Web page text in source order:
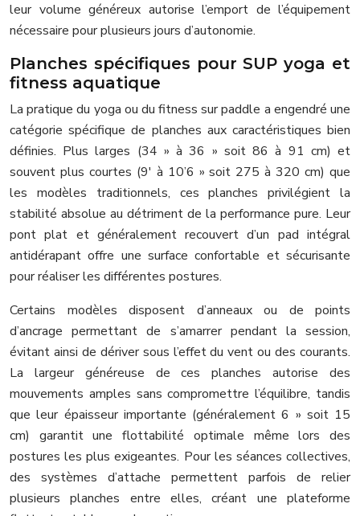
leur volume généreux autorise l’emport de l’équipement
nécessaire pour plusieurs jours d’autonomie.
Planches spécifiques pour SUP yoga et
fitness aquatique
La pratique du yoga ou du fitness sur paddle a engendré une
catégorie spécifique de planches aux caractéristiques bien
définies. Plus larges (34 » à 36 » soit 86 à 91 cm) et
souvent plus courtes (9′ à 10’6 » soit 275 à 320 cm) que
les modèles traditionnels, ces planches privilégient la
stabilité absolue au détriment de la performance pure. Leur
pont plat et généralement recouvert d’un pad intégral
antidérapant offre une surface confortable et sécurisante
pour réaliser les différentes postures.
Certains modèles disposent d’anneaux ou de points
d’ancrage permettant de s’amarrer pendant la session,
évitant ainsi de dériver sous l’effet du vent ou des courants.
La largeur généreuse de ces planches autorise des
mouvements amples sans compromettre l’équilibre, tandis
que leur épaisseur importante (généralement 6 » soit 15
cm) garantit une flottabilité optimale même lors des
postures les plus exigeantes. Pour les séances collectives,
des systèmes d’attache permettent parfois de relier
plusieurs planches entre elles, créant une plateforme